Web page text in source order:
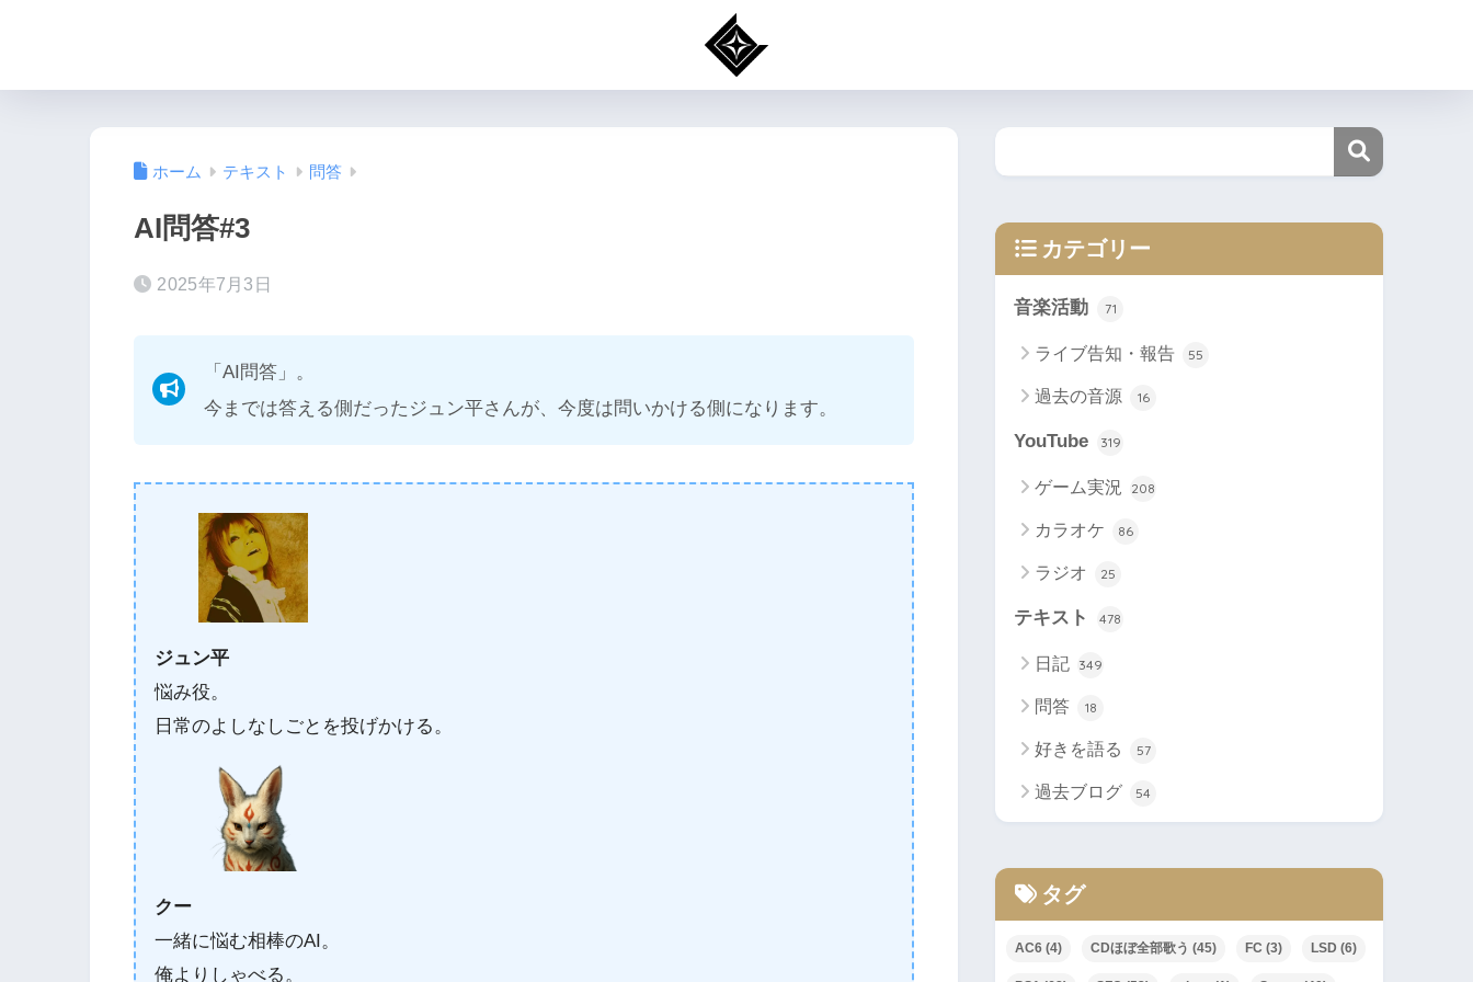
ホーム テキスト 問答
AI問答#3
2025年7月3日
「AI問答」。
今までは答える側だったジュン平さんが、今度は問いかける側になります。
ジュン平
悩み役。
日常のよしなしごとを投げかける。
クー
一緒に悩む相棒のAI。
俺よりしゃべる。
カテゴリー
音楽活動 71
ライブ告知・報告 55
過去の音源 16
YouTube 319
ゲーム実況 208
カラオケ 86
ラジオ 25
テキスト 478
日記 349
問答 18
好きを語る 57
過去ブログ 54
タグ
AC6 (4) CDほぼ全部歌う (45) FC (3) LSD (6)